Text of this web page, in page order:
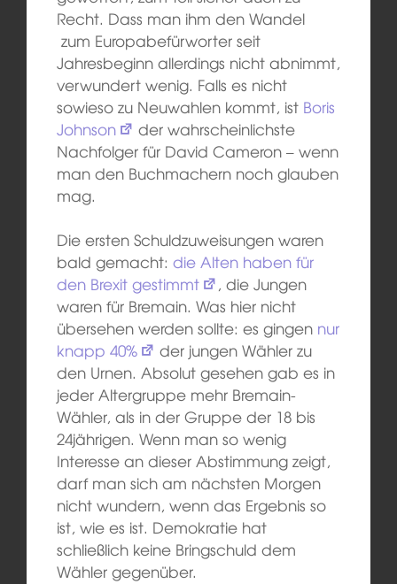
Recht. Dass man ihm den Wandel
zum Europabefürworter seit
Jahresbeginn allerdings nicht abnimmt,
verwundert wenig. Falls es nicht
sowieso zu Neuwahlen kommt, ist Boris
Johnson
der wahrscheinlichste
Nachfolger für David Cameron – wenn
man den Buchmachern noch glauben
mag.
Die ersten Schuldzuweisungen waren
bald gemacht: die Alten haben für
den Brexit gestimmt
, die Jungen
waren für Bremain. Was hier nicht
übersehen werden sollte: es gingen nur
knapp 40%
der jungen Wähler zu
den Urnen. Absolut gesehen gab es in
jeder Altergruppe mehr Bremain-
Wähler, als in der Gruppe der 18 bis
24jährigen. Wenn man so wenig
Interesse an dieser Abstimmung zeigt,
darf man sich am nächsten Morgen
nicht wundern, wenn das Ergebnis so
ist, wie es ist. Demokratie hat
schließlich keine Bringschuld dem
Wähler gegenüber.